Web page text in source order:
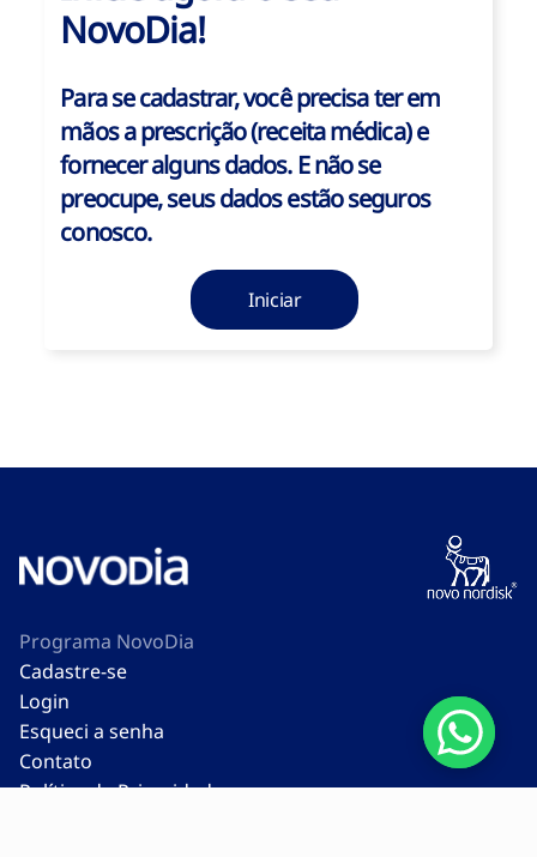
NovoDia!
Para se cadastrar, você precisa ter em
mãos a prescrição (receita médica) e
fornecer alguns dados. E não se
preocupe, seus dados estão seguros
conosco.
Iniciar
Programa NovoDia
Cadastre-se
Login
Esqueci a senha
Contato
Política de Privacidade